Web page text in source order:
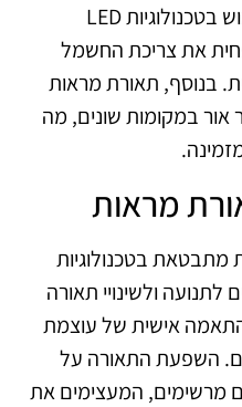
באנרגיה ושיפור הקיימות. השימוש בטכנולוגיות LED
את צריכת החשמל
בנוסף, תאורת מראות
אור במקומות שונים, מה
מראות
בטכנולוגיות
ולשינויי תאורה
אישית של עוצמת
השפעת התאורה על
מרשימים, המעצימים את